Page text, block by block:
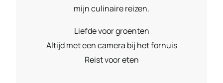
mijn culinaire reizen.
Liefde voor groenten
Altijd met een camera bij het fornuis
Reist voor eten